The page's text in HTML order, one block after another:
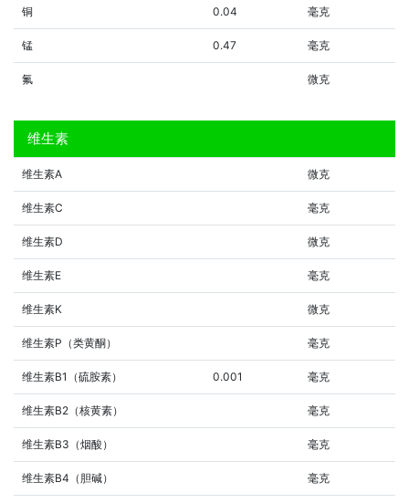
铜 0.04 毫克
锰 0.47 毫克
氟 微克
维生素
维生素A 微克
维生素C 毫克
维生素D 微克
维生素E 毫克
维生素K 微克
维生素P（类黄酮） 毫克
维生素B1（硫胺素） 0.001 毫克
维生素B2（核黄素） 毫克
维生素B3（烟酸） 毫克
维生素B4（胆碱） 毫克